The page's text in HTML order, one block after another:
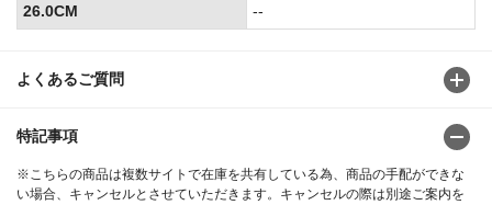
よくあるご質問
特記事項
※こちらの商品は複数サイトで在庫を共有している為、商品の手配ができな
い場合、キャンセルとさせていただきます。キャンセルの際は別途ご案内を
26.0CM
--